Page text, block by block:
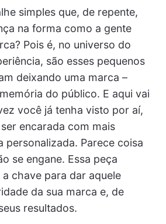
simples que, de repente,
na forma como a gente
Pois é, no universo do
são esses pequenos
deixando uma marca –
do público. E aqui vai
você já tenha visto por aí,
encarada com mais
personalizada. Parece coisa
se engane. Essa peça
chave para dar aquele
da sua marca e, de
resultados.